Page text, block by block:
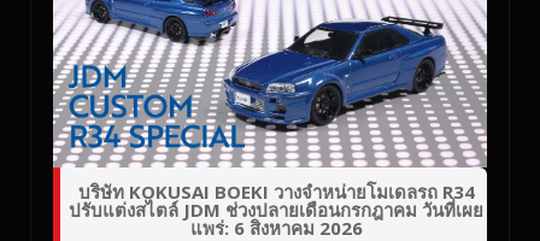
บริษัท KOKUSAI BOEKI วางจำหน่ายโมเดลรถ R34
ปรับแต่งสไตล์ JDM ช่วงปลายเดือนกรกฎาคม วันที่เผย
แพร่: 6 สิงหาคม 2026